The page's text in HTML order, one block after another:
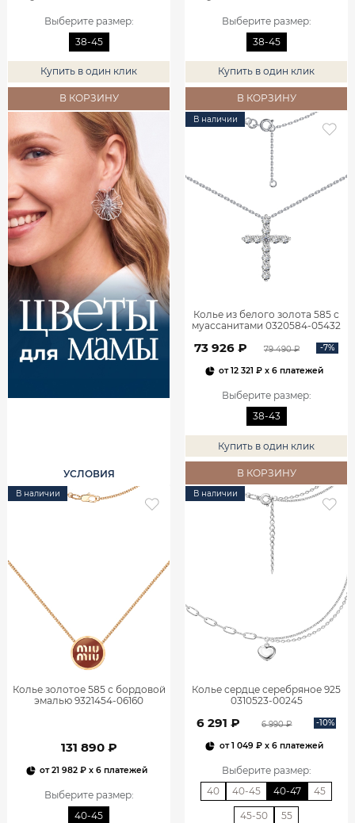
Выберите размер:
38-45
Купить в один клик
В КОРЗИНУ
Выберите размер:
38-45
Купить в один клик
В КОРЗИНУ
УСЛОВИЯ
В наличии
Колье из белого золота 585 с
муассанитами 0320584-05432
73 926 ₽ 79 490 ₽ -7%
от12 321 ₽ x 6 платежей
Выберите размер:
38-43
Купить в один клик
В КОРЗИНУ
В наличии
Колье золотое 585 с бордовой
эмалью 9321454-06160
131 890 ₽
от21 982 ₽ x 6 платежей
Выберите размер:
40-45
В наличии
Колье сердце серебряное 925
0310523-00245
6 291 ₽ 6 990 ₽ -10%
от1 049 ₽x 6 платежей
Выберите размер:
40
40-45 40-47 45
45-50 55